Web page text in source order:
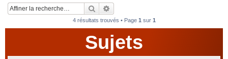
Rechercher
4 résultats trouvés • Page 1 sur 1
Sujets